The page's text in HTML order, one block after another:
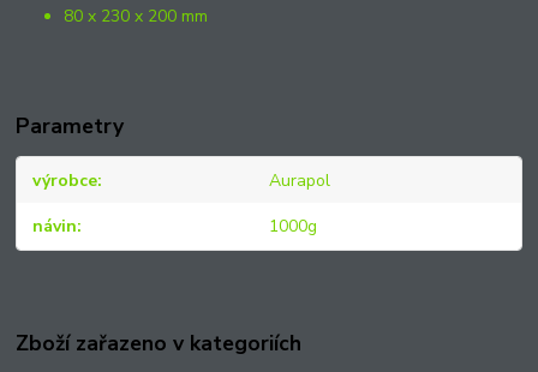
80 x 230 x 200 mm
Parametry
výrobce Aurapol
návin 1000g
Zboží zařazeno v kategoriích